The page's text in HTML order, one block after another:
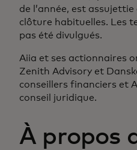
de l’année, est
clôture habituelles. Les
pas été divulgués.
Aiia et ses actionnaires
Zenith Advisory et
conseillers financiers et
conseil juridique.
À propos